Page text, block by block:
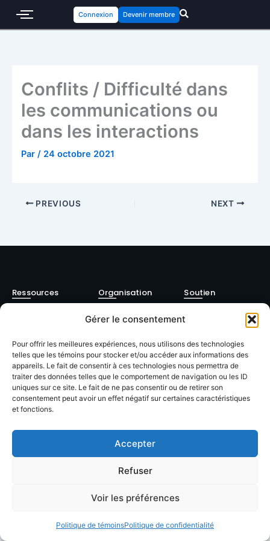
Gérer le consentement
Pour offrir les meilleures expériences, nous utilisons des technologies
telles que les témoins pour stocker et/ou accéder aux informations des
appareils. Le fait de consentir à ces technologies nous permettra de
traiter des données telles que le comportement de navigation ou les ID
uniques sur ce site. Le fait de ne pas consentir ou de retirer son
consentement peut avoir un effet négatif sur certaines caractéristiques
et fonctions.
Accepter
Refuser
Voir les préférences
Politique de témoinsPolitique de confidentialité
Connexion Devenir membre
Conflits / Difficulté dans
les communications ou
dans les interactions
Par / 24 octobre 2021
PREVIOUS NEXT
Ressources
Devenir
membre
Blog / Articles
Organisation
Formations
Événements
Soutien
Linkedin
© 2026 LACOP Tous droits réservés | propulsé par